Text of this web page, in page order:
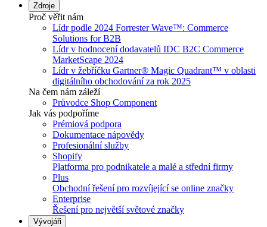
Zdroje
Proč věřit nám
Lídr podle 2024 Forrester Wave™: Commerce
Solutions for B2B
Lídr v hodnocení dodavatelů IDC B2C Commerce
MarketScape 2024
Lídr v žebříčku Gartner® Magic Quadrant™ v oblasti
digitálního obchodování za rok 2025
Na čem nám záleží
Průvodce Shop Component
Jak vás podpoříme
Prémiová podpora
Dokumentace nápovědy
Profesionální služby
Shopify
Platforma pro podnikatele a malé a střední firmy
Plus
Obchodní řešení pro rozvíjející se online značky
Enterprise
Řešení pro největší světové značky
Vývojáři